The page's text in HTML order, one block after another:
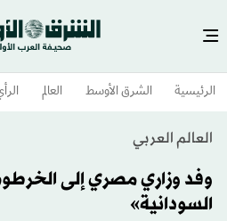
الرئيسية الشرق الأوسط​ العالم
العالم العربي
وفد وزاري مصري إلى
السودانية»